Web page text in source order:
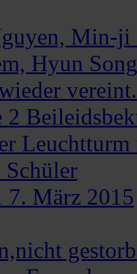
Min-
Hyun Song
vereint.
2
Schüler
7. März 2015